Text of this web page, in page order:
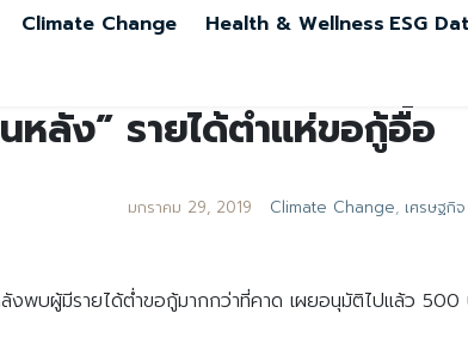
Climate Change Health & Wellness ESG
หลัง” รายได้ต่ำแห่ขอกู้อื้อ
มกราคม 29, 2019 Climate Change, เศรษฐกิจ
งพบผู้มีรายได้ต่ำขอกู้มากกว่าที่คาด เผยอนุมัติไปแล้ว